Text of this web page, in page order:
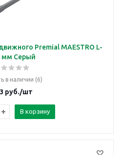
Premial MAESTRO L-
мм Серый
в наличии (6)
руб./шт
В корзину